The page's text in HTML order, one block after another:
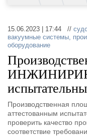
15.06.2023 | 17:44 //
вакуумные системы,
оборудование
Производственная
аттестованным
проверить качество
соответствие